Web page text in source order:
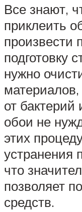
Все знают,
приклеить
произвести
подготовку
нужно
от
обои не
этих
устранения
что
позволяет
средств.